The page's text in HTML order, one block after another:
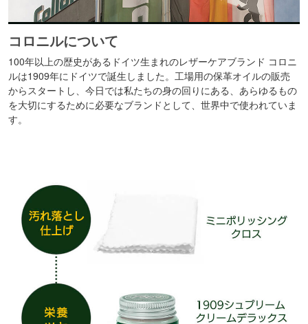
コロニルについて
100年以上の歴史があるドイツ生まれのレザーケアブランド コロニ
ルは1909年にドイツで誕生しました。工場用の保革オイルの販売
からスタートし、今日では私たちの身の回りにある、あらゆるもの
を大切にするために必要なブランドとして、世界中で使われていま
す。